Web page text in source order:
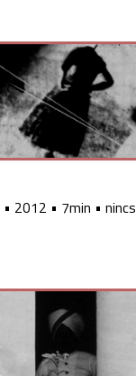
• 2012 • 7min • nincs